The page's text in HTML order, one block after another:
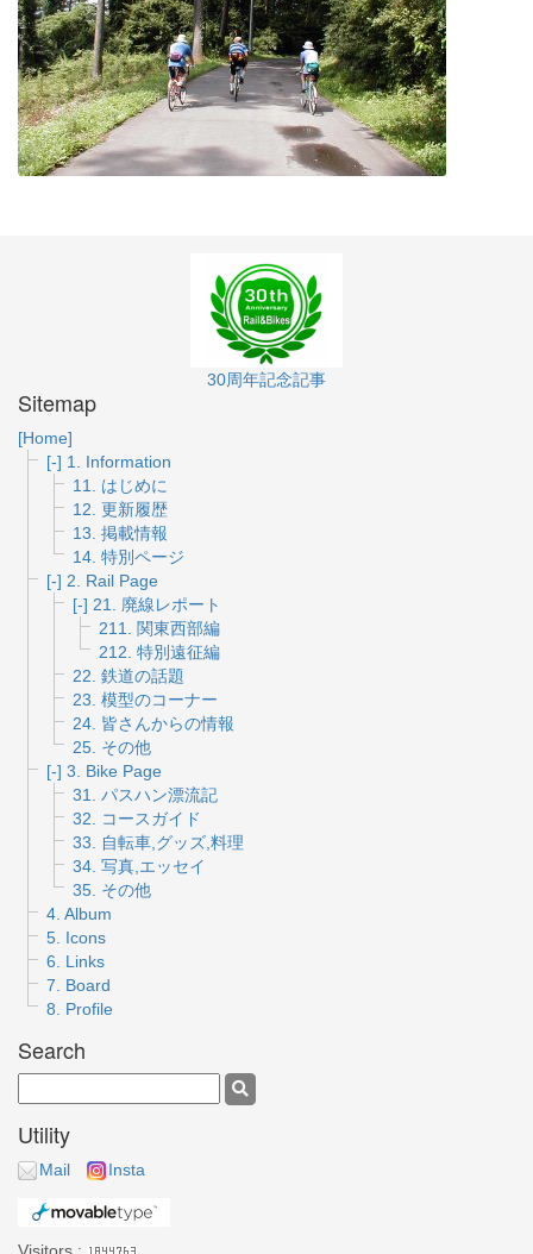
30周年記念記事
Sitemap
[Home]
[-] 1. Information
11. はじめに
12. 更新履歴
13. 掲載情報
14. 特別ページ
[-] 2. Rail Page
[-] 21. 廃線レポート
211. 関東西部編
212. 特別遠征編
22. 鉄道の話題
23. 模型のコーナー
24. 皆さんからの情報
25. その他
[-] 3. Bike Page
31. パスハン漂流記
32. コースガイド
33. 自転車,グッズ,料理
34. 写真,エッセイ
35. その他
4. Album
5. Icons
6. Links
7. Board
8. Profile
Search
Utility
Mail Insta
Visitors :